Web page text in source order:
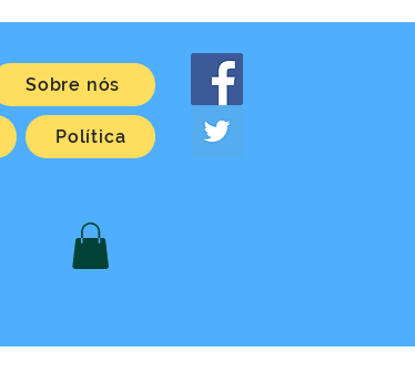
Sobre nós
Política